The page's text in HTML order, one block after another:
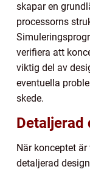
skapar en
processorns
verifiera att
viktig del av
eventuella
skede.
Detaljerad
När konceptet
detaljerad